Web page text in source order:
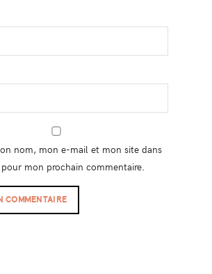
nom, mon e-mail et mon site dans
mon prochain commentaire.